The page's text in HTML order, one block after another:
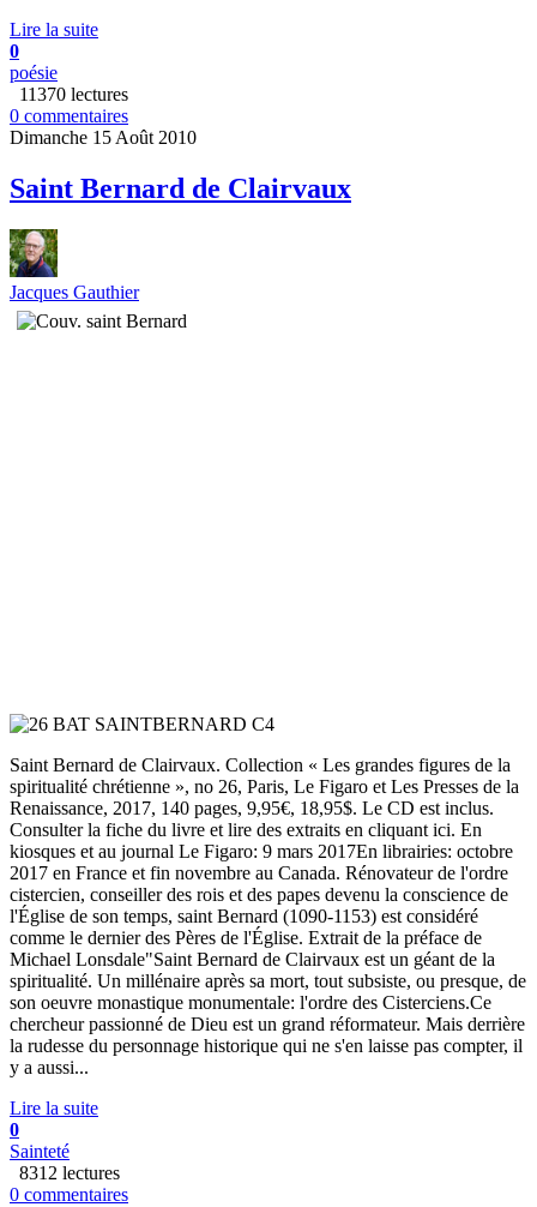
Lire la suite
0
poésie
11370 lectures
0 commentaires
Dimanche 15 Août 2010
Saint Bernard de Clairvaux
Jacques Gauthier
Saint Bernard de Clairvaux. Collection « Les grandes figures de la
spiritualité chrétienne », no 26, Paris, Le Figaro et Les Presses de la
Renaissance, 2017, 140 pages, 9,95€, 18,95$. Le CD est inclus.
Consulter la fiche du livre et lire des extraits en cliquant ici. En
kiosques et au journal Le Figaro: 9 mars 2017En librairies: octobre
2017 en France et fin novembre au Canada. Rénovateur de l'ordre
cistercien, conseiller des rois et des papes devenu la conscience de
l'Église de son temps, saint Bernard (1090-1153) est considéré
comme le dernier des Pères de l'Église. Extrait de la préface de
Michael Lonsdale"Saint Bernard de Clairvaux est un géant de la
spiritualité. Un millénaire après sa mort, tout subsiste, ou presque, de
son oeuvre monastique monumentale: l'ordre des Cisterciens.Ce
chercheur passionné de Dieu est un grand réformateur. Mais derrière
la rudesse du personnage historique qui ne s'en laisse pas compter, il
y a aussi...
Lire la suite
0
Sainteté
8312 lectures
0 commentaires